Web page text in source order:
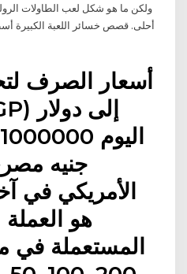
ولكن ما هو شكل لعب الطاولات
أحلى. قصص خسائر اللعبة الكبيرة
جنيه